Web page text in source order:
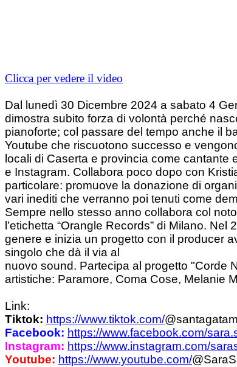
Clicca per vedere il video
Dal lunedì 30 Dicembre 2024 a sabato 4
dimostra subito forza di volontà perché
pianoforte; col passare del tempo anche il
Youtube che riscuotono successo e
locali di Caserta e provincia come cantante
e Instagram. Collabora poco dopo con
particolare: promuove la donazione di
vari inediti che verranno poi tenuti come
Sempre nello stesso anno collabora col
l’etichetta “Orangle Records” di Milano.
genere e inizia un progetto con il producer
singolo che dà il via al
nuovo sound. Partecipa al progetto "Corde
artistiche: Paramore, Coma Cose, Melanie
Link:
Tiktok: https://www.tiktok.com/
Facebook: https://www.facebook.com/
Instagram: https://www.instagram.com/
Youtube: https://www.youtube.com/